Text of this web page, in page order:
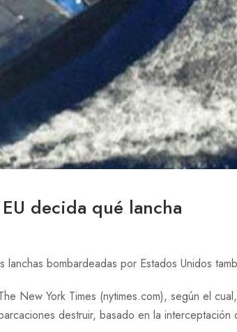
decida qué lancha
bombardeadas por Estados Unidos
New York Times (nytimes.com), según el
destruir, basado en la interceptación